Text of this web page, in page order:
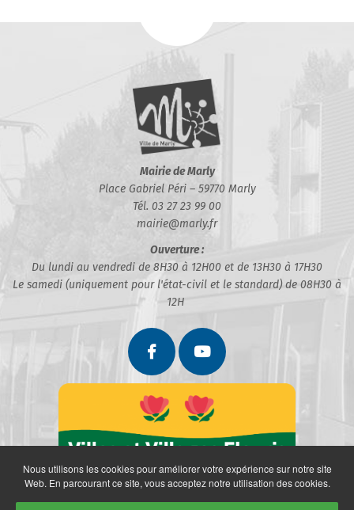
Mairie de Marly
Place Gabriel Péri – 59770 Marly
Tél. 03 27 23 99 00
mairie@marly.fr
Ouverture :
Du lundi au vendredi de 8H30 à 12H00 et de 13H30 à 17H30
Le samedi (uniquement pour l'état-civil et le standard) de 08H30 à
12H
Nous utilisons les cookies pour améliorer votre expérience sur notre site
Web. En parcourant ce site, vous acceptez notre utilisation des cookies.